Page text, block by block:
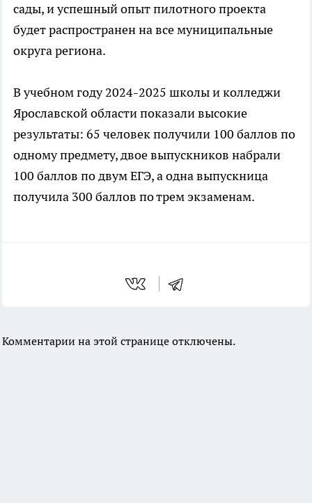
сады, и успешный опыт пилотного проекта
будет распространен на все муниципальные
округа региона.
В учебном году 2024-2025 школы и колледжи
Ярославской области показали высокие
результаты: 65 человек получили 100 баллов по
одному предмету, двое выпускников набрали
100 баллов по двум ЕГЭ, а одна выпускница
получила 300 баллов по трем экзаменам.
Комментарии на этой странице отключены.